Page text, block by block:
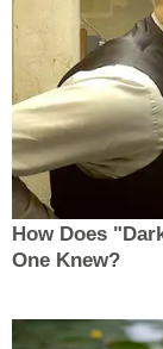
How Does
One Knew?